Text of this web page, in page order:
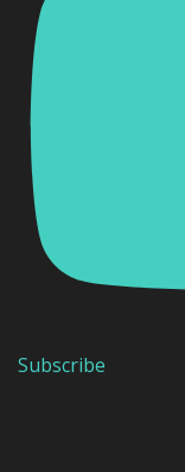
Subscribe